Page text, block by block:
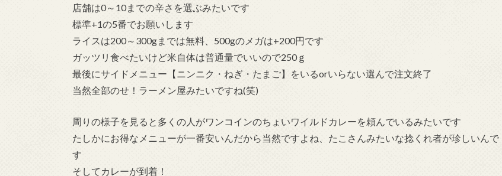
店舗は0～10までの辛さを選ぶみたいです
標準+1の5番でお願いします
ライスは200～300gまでは無料、500gのメガは+200円です
ガッツリ食べたいけど米自体は普通量でいいので250ｇ
最後にサイドメニュー【ニンニク・ねぎ・たまご】をいるorいらない選んで注文終了
当然全部のせ！ラーメン屋みたいですね(笑)
周りの様子を見ると多くの人がワンコインのちょいワイルドカレーを頼んでいるみたいです
たしかにお得なメニューが一番安いんだから当然ですよね、たこさんみたいな捻くれ者が珍しいんで
す
そしてカレーが到着！